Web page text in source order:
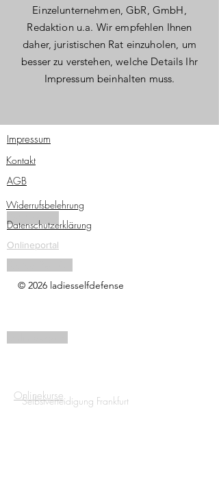
Einzelunternehmen, GbR, GmbH,
Redaktion u.a. Wir empfehlen Ihnen
daher, juristischen Rat einzuholen, um
besser zu verstehen, welche Details Ihr
Impressum beinhalten muss.
Impressum
Kontakt
AGB
Widerrufsbelehrung
Traininsgpass
Datenschutzerklärung
Onlineportal
© 2026 ladiesselfdefense
Selbstverteidigung Frankfurt
Onlinekurse